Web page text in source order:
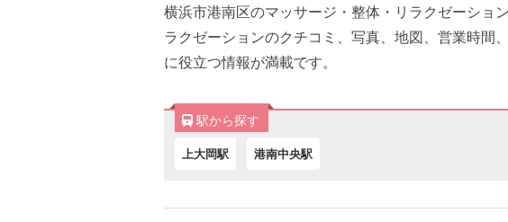
横浜市港南区のマッサージ・整体・リラクゼーショ
ラクゼーションのクチコミ、写真、地図、営業時間
に役立つ情報が満載です。
駅から探す
上大岡駅 港南中央駅